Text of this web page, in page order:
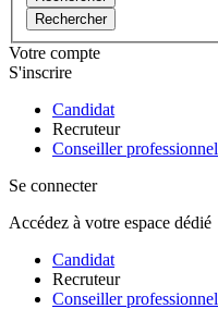
Rechercher
Votre compte
S'inscrire
Candidat
Recruteur
Conseiller professionnel
Se connecter
Accédez à votre espace dédié
Candidat
Recruteur
Conseiller professionnel